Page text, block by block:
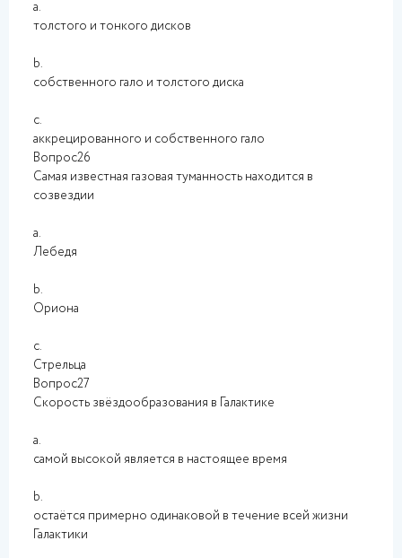
a.
толстого и тонкого дисков
b.
собственного гало и толстого диска
c.
аккрецированного и собственного гало
Вопрос26
Самая известная газовая туманность находится в
созвездии
a.
Лебедя
b.
Ориона
c.
Стрельца
Вопрос27
Скорость звёздообразования в Галактике
a.
самой высокой является в настоящее время
b.
остаётся примерно одинаковой в течение всей жизни
Галактики